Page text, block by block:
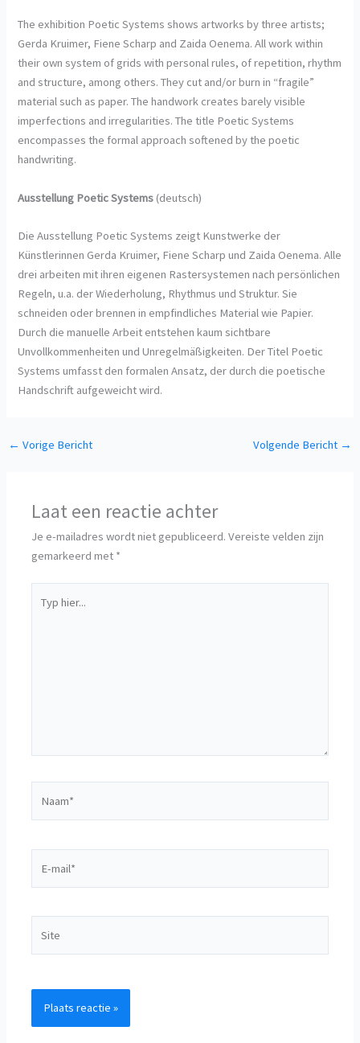
The exhibition Poetic Systems shows artworks by three artists;
Gerda Kruimer, Fiene Scharp and Zaida Oenema. All work within
their own system of grids with personal rules, of repetition, rhythm
and structure, among others. They cut and/or burn in “fragile”
material such as paper. The handwork creates barely visible
imperfections and irregularities. The title Poetic Systems
encompasses the formal approach softened by the poetic
handwriting.
Ausstellung Poetic Systems (deutsch)
Die Ausstellung Poetic Systems zeigt Kunstwerke der
Künstlerinnen Gerda Kruimer, Fiene Scharp und Zaida Oenema. Alle
drei arbeiten mit ihren eigenen Rastersystemen nach persönlichen
Regeln, u.a. der Wiederholung, Rhythmus und Struktur. Sie
schneiden oder brennen in empfindliches Material wie Papier.
Durch die manuelle Arbeit entstehen kaum sichtbare
Unvollkommenheiten und Unregelmäßigkeiten. Der Titel Poetic
Systems umfasst den formalen Ansatz, der durch die poetische
Handschrift aufgeweicht wird.
← Vorige Bericht Volgende Bericht →
Laat een reactie achter
Je e-mailadres wordt niet gepubliceerd. Vereiste velden zijn
gemarkeerd met *
hier...
mail*